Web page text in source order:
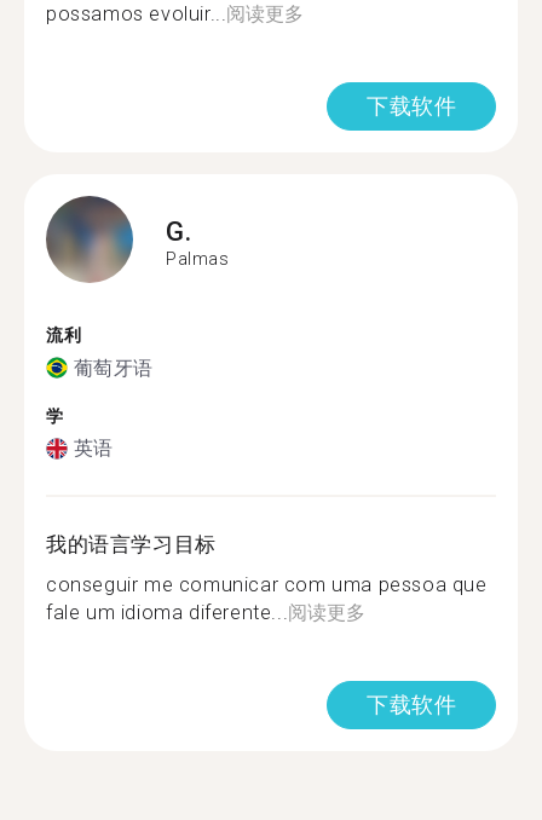
possamos evoluir...阅读更多
下载软件
G.
Palmas
流利
葡萄牙语
学
英语
我的语言学习目标
conseguir me comunicar com uma pessoa que
fale um idioma diferente...阅读更多
下载软件